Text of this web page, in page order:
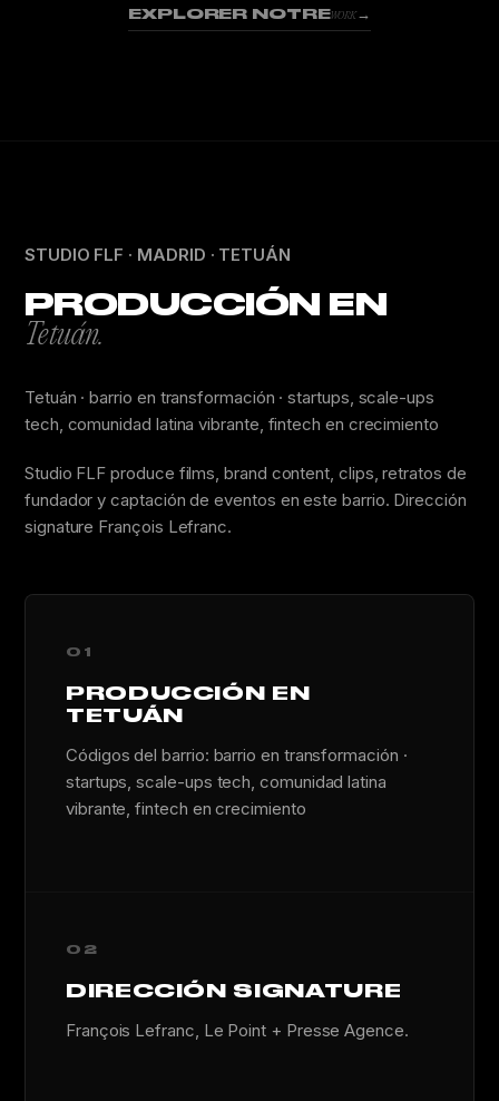
EXPLORER NOTREWORK→
STUDIO FLF · MADRID · TETUÁN
PRODUCCIÓN EN
Tetuán.
Tetuán · barrio en transformación · startups, scale-ups
tech, comunidad latina vibrante, fintech en crecimiento
Studio FLF produce films, brand content, clips, retratos de
fundador y captación de eventos en este barrio. Dirección
signature François Lefranc.
01
PRODUCCIÓN EN
TETUÁN
Códigos del barrio: barrio en transformación ·
startups, scale-ups tech, comunidad latina
vibrante, fintech en crecimiento
02
DIRECCIÓN SIGNATURE
François Lefranc, Le Point + Presse Agence.